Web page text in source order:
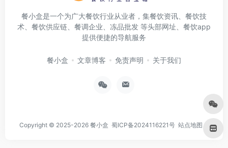
餐小盒是一个为广大餐饮行业从业者，集餐饮资讯、餐饮技
术、餐饮供应链、餐调企业、冻品批发 等头部网址、餐饮app
提供便捷的导航服务
餐小盒 文章博客 免责声明 关于我们
Copyright © 2025-2026 餐小盒 蜀ICP备2024116221号 站点地图